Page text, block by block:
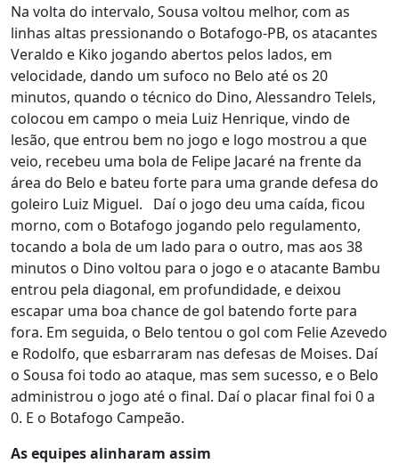
Na volta do intervalo, Sousa voltou melhor, com as
linhas altas pressionando o Botafogo-PB, os atacantes
Veraldo e Kiko jogando abertos pelos lados, em
velocidade, dando um sufoco no Belo até os 20
minutos, quando o técnico do Dino, Alessandro Telels,
colocou em campo o meia Luiz Henrique, vindo de
lesão, que entrou bem no jogo e logo mostrou a que
veio, recebeu uma bola de Felipe Jacaré na frente da
área do Belo e bateu forte para uma grande defesa do
goleiro Luiz Miguel. Daí o jogo deu uma caída, ficou
morno, com o Botafogo jogando pelo regulamento,
tocando a bola de um lado para o outro, mas aos 38
minutos o Dino voltou para o jogo e o atacante Bambu
entrou pela diagonal, em profundidade, e deixou
escapar uma boa chance de gol batendo forte para
fora. Em seguida, o Belo tentou o gol com Felie Azevedo
e Rodolfo, que esbarraram nas defesas de Moises. Daí
o Sousa foi todo ao ataque, mas sem sucesso, e o Belo
administrou o jogo até o final. Daí o placar final foi 0 a
0. E o Botafogo Campeão.
As equipes alinharam assim